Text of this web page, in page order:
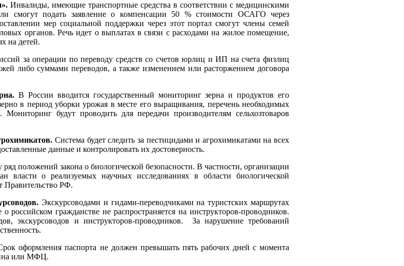
Инвалиды, имеющие транспортные средства в соответствии с медицинскими
смогут подать заявление о компенсации 50 % стоимости ОСАГО через
мер социальной поддержки через этот портал смогут члены семей
органов. Речь идет о выплатах в связи с расходами на жилое помещение,
на детей.
за операции по переводу средств со счетов юрлиц и ИП на счета физлиц
либо суммами переводов, а также изменением или расторжением договора
В России вводится государственный мониторинг зерна и продуктов его
в период уборки урожая в месте его выращивания, перечень необходимых
будут проводить для передачи производителям сельхозтоваров
Система будет следить за пестицидами и агрохимикатами на всех
данные и контролировать их достоверность.
ряд положений закона о биологической безопасности. В частности, организации
власти о реализуемых научных исследованиях в области биологической
Правительство РФ.
Экскурсоводами и гидами-переводчиками на туристских маршрутах
российском гражданстве не распространяется на инструкторов-проводников.
экскурсоводов и инструкторов-проводников. За нарушение требований
оформления паспорта не должен превышать пять рабочих дней с момента
или МФЦ.